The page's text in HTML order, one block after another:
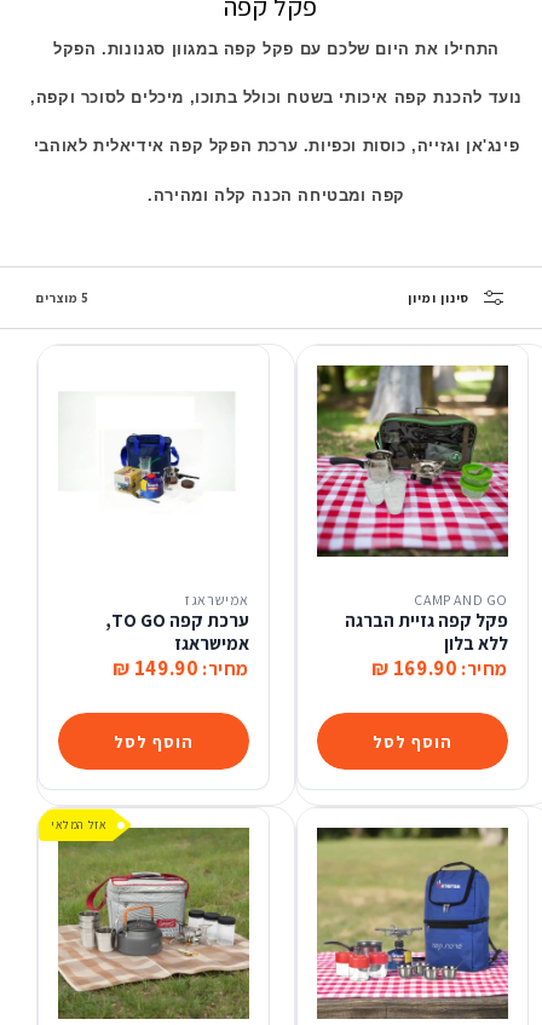
התחילו את היום שלכם עם פקל קפה במגוון סגנונות. הפקל
נועד להכנת קפה איכותי בשטח וכולל בתוכו, מיכלים לסוכר וקפה,
פינג'אן וגזייה, כוסות וכפיות. ערכת הפקל קפה אידיאלית לאוהבי
קפה ומבטיחה הכנה קלה ומהירה.
סינון ומיון 5 מוצרים
הוסף לסל
CAMP AND GO
פקל קפה גזיית הברגה
ללא בלון
מחיר: 169.90 ₪
הוסף לסל
אמישראגז
ערכת קפה TO GO,
אמישראגז
מחיר: 149.90 ₪
אזל המלאי